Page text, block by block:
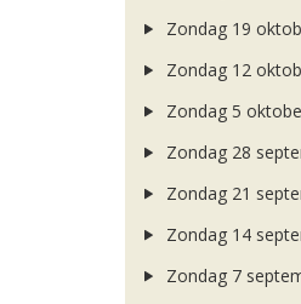
Zondag 19
Zondag 12
Zondag 5
Zondag 28
Zondag 21
Zondag 14
Zondag 7